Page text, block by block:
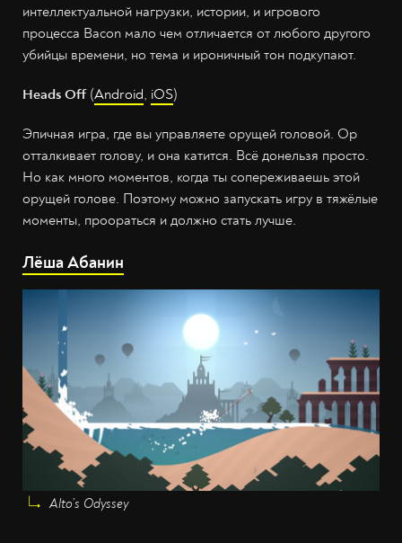
интеллектуальной нагрузки, истории, и игрового
процесса Bacon мало чем отличается от любого другого
убийцы времени, но тема и ироничный тон подкупают.
Heads Off(Android, iOS)
Эпичная игра, где вы управляете орущей головой. Ор
отталкивает голову, и она катится. Всё донельзя просто.
Но как много моментов, когда ты сопереживаешь этой
орущей голове. Поэтому можно запускать игру в тяжёлые
моменты, проораться и должно стать лучше.
Лёша Абанин
Alto’s Odyssey